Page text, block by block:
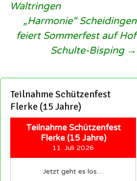
Waltringen
„Harmonie“ Scheidingen
feiert Sommerfest auf Hof
Schulte-Bisping →
Teilnahme Schützenfest
Flerke (15 Jahre)
Teilnahme Schützenfest
Flerke (15 Jahre)
11. Juli 2026
Jetzt geht es los…